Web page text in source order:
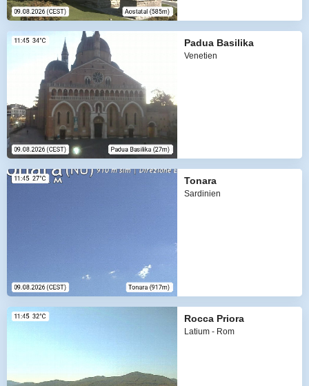
Padua Basilika
Venetien
Tonara
Sardinien
Rocca Priora
Latium - Rom